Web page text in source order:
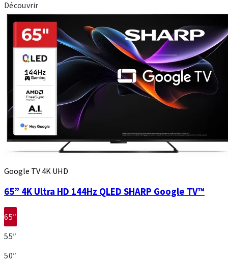
Découvrir
Google TV 4K UHD
65” 4K Ultra HD 144Hz QLED SHARP Google TV™
65″
55″
50″